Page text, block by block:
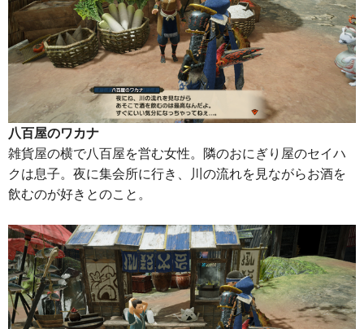
八百屋のワカナ
雑貨屋の横で八百屋を営む女性。隣のおにぎり屋のセイハ
クは息子。夜に集会所に行き、川の流れを見ながらお酒を
飲むのが好きとのこと。